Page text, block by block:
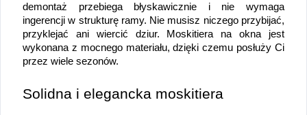
demontaż przebiega błyskawicznie i nie wymaga
ingerencji w strukturę ramy. Nie musisz niczego przybijać,
przyklejać ani wiercić dziur. Moskitiera na okna jest
wykonana z mocnego materiału, dzięki czemu posłuży Ci
przez wiele sezonów.
Solidna i elegancka moskitiera